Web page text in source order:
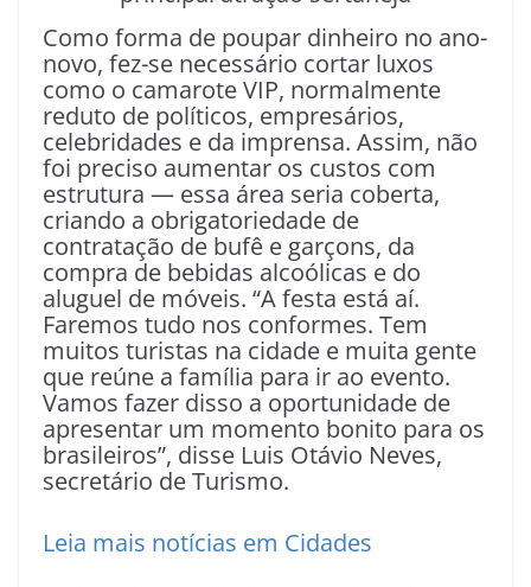
Como forma de poupar dinheiro no ano-
novo, fez-se necessário cortar luxos
como o camarote VIP, normalmente
reduto de políticos, empresários,
celebridades e da imprensa. Assim, não
foi preciso aumentar os custos com
estrutura — essa área seria coberta,
criando a obrigatoriedade de
contratação de bufê e garçons, da
compra de bebidas alcoólicas e do
aluguel de móveis. “A festa está aí.
Faremos tudo nos conformes. Tem
muitos turistas na cidade e muita gente
que reúne a família para ir ao evento.
Vamos fazer disso a oportunidade de
apresentar um momento bonito para os
brasileiros”, disse Luis Otávio Neves,
secretário de Turismo.
Leia mais notícias em Cidades